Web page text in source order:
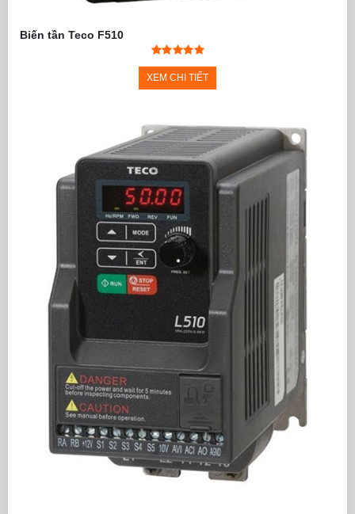
Biến tần Teco F510
XEM CHI TIẾT